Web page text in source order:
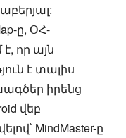
ը, ՕՀ-
որ այն
է տալիս
իրենց
վեբ
MindMaster-ը